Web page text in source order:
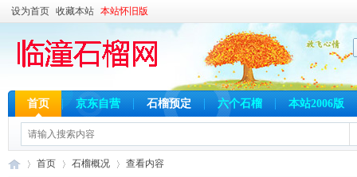
设为首页 收藏本站 本站怀旧版
首页 京东自营 石榴预定 六个石榴 本站2006版
首页 石榴概况 查看内容